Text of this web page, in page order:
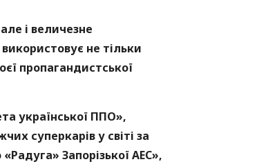
і величезне
не тільки
пропагандистської
української ППО»,
суперкарів у світі за
Запорізької АЕС»,